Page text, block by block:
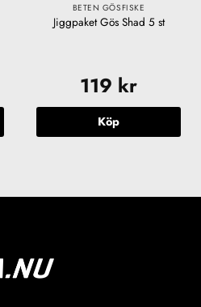
BETEN GÖSFISKE
Jiggpaket Gös Shad 5 st
119 kr
Köp